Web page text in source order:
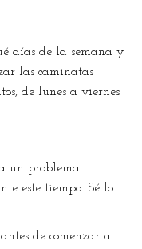
días de la semana y
las caminatas
de lunes a viernes
un problema
este tiempo. Sé lo
de comenzar a